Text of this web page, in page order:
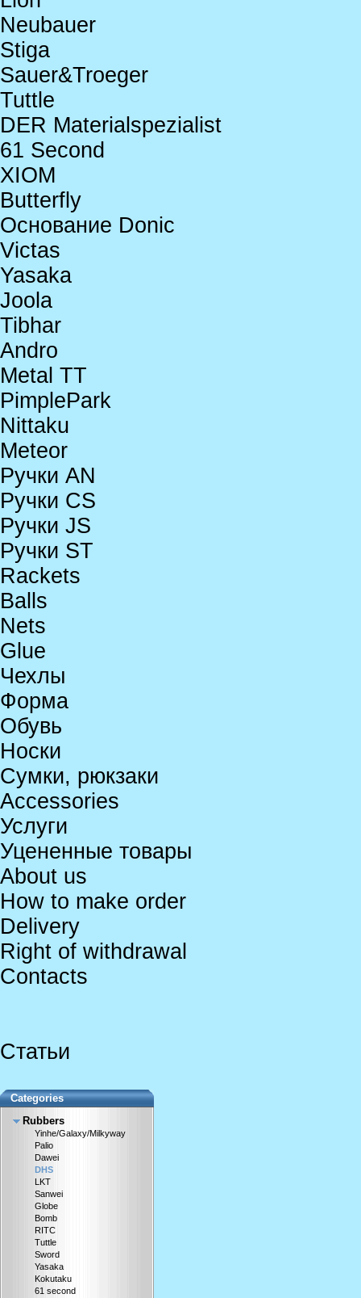
Neubauer
Stiga
Sauer&Troeger
Tuttle
DER Materialspezialist
61 Second
XIOM
Butterfly
Основание Donic
Victas
Yasaka
Joola
Tibhar
Andro
Metal TT
PimplePark
Nittaku
Meteor
Ручки AN
Ручки CS
Ручки JS
Ручки ST
Rackets
Balls
Nets
Glue
Чехлы
Форма
Обувь
Носки
Сумки, рюкзаки
Accessories
Услуги
Уцененные товары
About us
How to make order
Delivery
Right of withdrawal
Contacts
Статьи
Categories
Rubbers
Yinhe/Galaxy/Milkyway
Palio
Dawei
DHS
LKT
Sanwei
Globe
Bomb
RITC
Tuttle
Sword
Yasaka
Kokutaku
61 second